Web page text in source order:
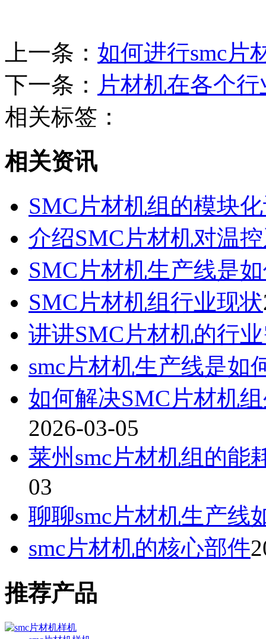
上一条： 如何进行smc片
下一条： 片材机在各个
相关标签：
相关资讯
SMC片材机组的模块
介绍SMC片材机对温
SMC片材机生产线是
SMC片材机组行业现状
讲讲SMC片材机的行
smc片材机生产线是如
如何‌解决SMC片材机
2026-03-05
莱州smc片材机组的能
03
聊聊smc片材机生产线
smc片材机的核心部件
推荐产品